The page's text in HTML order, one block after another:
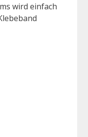
wird einfach